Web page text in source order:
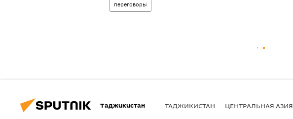
переговоры
Таджикистан ТАДЖИКИСТАН ЦЕНТРАЛЬНАЯ АЗИЯ